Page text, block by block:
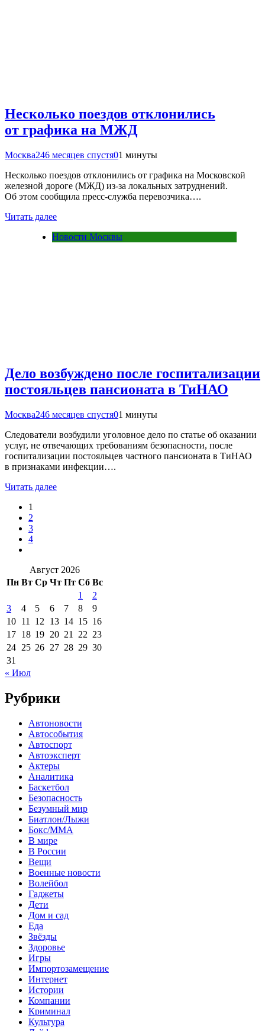
Несколько поездов отклонились
от графика на МЖД
Москва246 месяцев спустя01 минуты
Несколько поездов отклонились от графика на Московской
железной дороге (МЖД) из-за локальных затруднений.
Об этом сообщила пресс-служба перевозчика….
Читать далее
Новости Москвы
Дело возбуждено после госпитализации
постояльцев пансионата в ТиНАО
Москва246 месяцев спустя01 минуты
Следователи возбудили уголовное дело по статье об оказании
услуг, не отвечающих требованиям безопасности, после
госпитализации постояльцев частного пансионата в ТиНАО
в признаками инфекции….
Читать далее
1
2
3
4
Август 2026
Пн Вт Ср Чт Пт Сб Вс
1
2
3
4 5 6 7 8
9
10 11 12 13 14 15 16
17 18 19 20 21 22 23
24 25 26 27 28 29 30
31
« Июл
Рубрики
Автоновости
Автособытия
Автоспорт
Автоэксперт
Актеры
Аналитика
Баскетбол
Безопасность
Безумный мир
Биатлон/Лыжи
Бокс/MMA
В мире
В России
Вещи
Военные новости
Волейбол
Гаджеты
Дети
Дом и сад
Еда
Звёзды
Здоровье
Игры
Импортозамещение
Интернет
Истории
Компании
Криминал
Культура